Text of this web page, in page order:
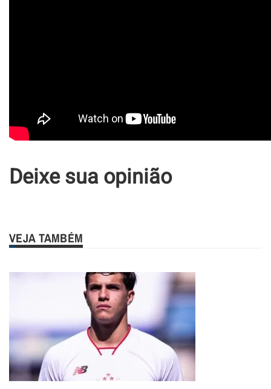
Deixe sua opinião
VEJA TAMBÉM